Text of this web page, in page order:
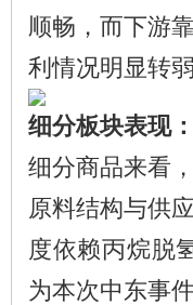
顺畅，而下游
利情况明显转弱
细分板块表现
细分商品来看
原料结构与供
度依赖丙烷脱
为本次中东事